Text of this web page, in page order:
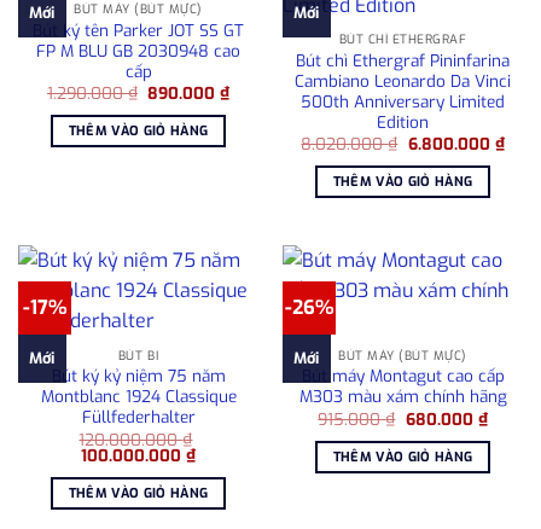
Mới BÚT MÁY (BÚT MỰC)
Bút ký tên Parker JOT SS GT
FP M BLU GB 2030948 cao
cấp
1.290.000₫ Giá
là:
1.290.000 ₫.
890.000₫Giá
890.000 ₫.
THÊM VÀO GIỎ HÀNG
Mới
BÚT CHÌ ETHERGRAF
Bút chì Ethergraf Pininfarina
Cambiano Leonardo Da Vinci
500th Anniversary Limited
Edition
8.020.000₫ Giá
là:
8.020.000 ₫.
6.800.000 ₫Giá
THÊM VÀO GIỎ HÀNG
-17%
Mới BÚT BI
Bút ký kỷ niệm 75 năm
Montblanc 1924 Classique
Füllfederhalter
120.000.000₫
Giá
là:
120.000.000 ₫.
100.000.000 ₫Giá
hiện
tại
là:
100.000.000 ₫.
THÊM VÀO GIỎ HÀNG
-26%
Mới BÚT MÁY (BÚT MỰC)
Bút máy Montagut cao cấp
M303 màu xám chính hãng
915.000₫ Giá
là:
915.000 ₫.
680.000 ₫Giá
hiện
tại
THÊM VÀO GIỎ HÀNG